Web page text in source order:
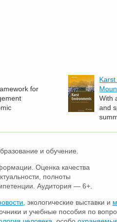
for
With
and
и обучение.
Оценка качества
полноты
Аудитория — 6+.
, экологические выставки и
и учебные пособия по